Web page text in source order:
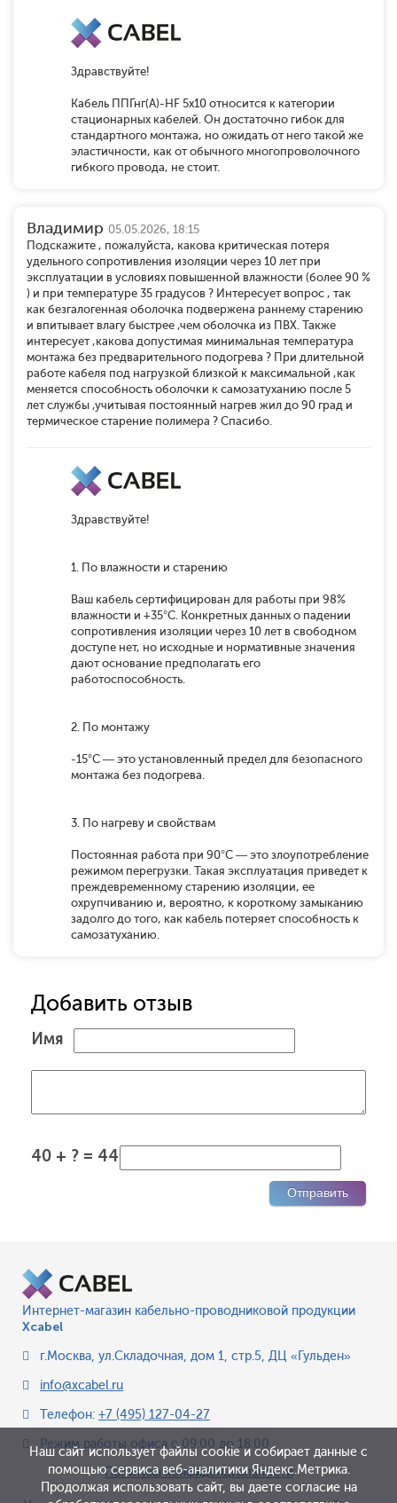
Здравствуйте!
Кабель ППГнг(А)-HF 5x10 относится к категории
стационарных кабелей. Он достаточно гибок для
стандартного монтажа, но ожидать от него такой же
эластичности, как от обычного многопроволочного
гибкого провода, не стоит.
Владимир 05.05.2026, 18:15
Подскажите , пожалуйста, какова критическая потеря
удельного сопротивления изоляции через 10 лет при
эксплуатации в условиях повышенной влажности (более 90 %
) и при температуре 35 градусов ? Интересует вопрос , так
как безгалогенная оболочка подвержена раннему старению
и впитывает влагу быстрее ,чем оболочка из ПВХ. Также
интересует ,какова допустимая минимальная температура
монтажа без предварительного подогрева ? При длительной
работе кабеля под нагрузкой близкой к максимальной ,как
меняется способность оболочки к самозатуханию после 5
лет службы ,учитывая постоянный нагрев жил до 90 град и
термическое старение полимера ? Спасибо.
Здравствуйте!
1. По влажности и старению
Ваш кабель сертифицирован для работы при 98%
влажности и +35°C. Конкретных данных о падении
сопротивления изоляции через 10 лет в свободном
доступе нет, но исходные и нормативные значения
дают основание предполагать его
работоспособность.
2. По монтажу
-15°C — это установленный предел для безопасного
монтажа без подогрева.
3. По нагреву и свойствам
Постоянная работа при 90°C — это злоупотребление
режимом перегрузки. Такая эксплуатация приведет к
преждевременному старению изоляции, ее
охрупчиванию и, вероятно, к короткому замыканию
задолго до того, как кабель потеряет способность к
самозатуханию.
Добавить отзыв
Имя
40 + ? = 44
Интернет-магазин кабельно-проводниковой продукции
Xcabel
г.Москва, ул.Складочная, дом 1, стр.5, ДЦ «Гульден»
info@xcabel.ru
Телефон: +7 (495) 127-04-27
Режим работы офиса с 09:00 до 18:00
Политика конфиденциальности
Наш сайт использует файлы cookie и собирает данные с
помощью сервиса веб-аналитики Яндекс.Метрика.
Продолжая использовать сайт, вы даете согласие на